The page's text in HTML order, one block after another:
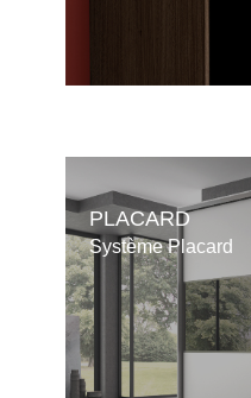
PLACARD
Système Placard